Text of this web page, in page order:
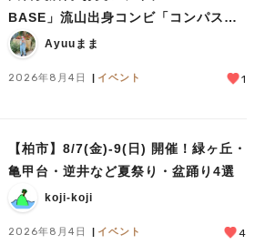
BASE」流山出身コンビ「コンパス」
も登場！8/23（日）
Ayuuまま
2026年8月4日 イベント 1
【柏市】8/7(金)‐9(日) 開催！緑ヶ丘・
亀甲台・逆井など夏祭り・盆踊り4選
koji-koji
2026年8月4日 イベント 4
人気のキーワード
#カフェ #スイーツ
／教えて投稿記事
た